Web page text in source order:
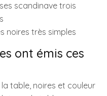
scandinave trois
noires très simples
ont émis ces
table, noires et couleur